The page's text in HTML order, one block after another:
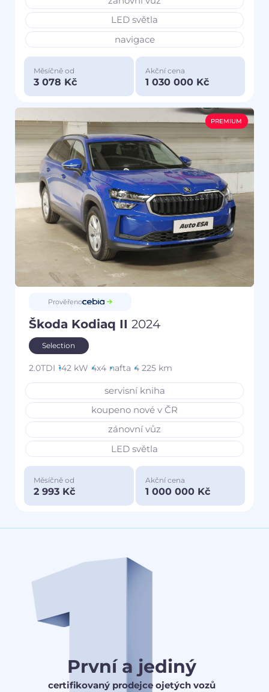
LED světla
navigace
Měsíčně od
3 078 Kč
Akční cena
1 030 000 Kč
PREMIUM
Prověřeno
Škoda Kodiaq II 2024
Selection
2.0TDI 142 kW 4x4 nafta 4 225 km
servisní kniha
koupeno nové v ČR
zánovní vůz
LED světla
Měsíčně od
2 993 Kč
Akční cena
1 000 000 Kč
První a jediný
certifikovaný prodejce ojetých vozů